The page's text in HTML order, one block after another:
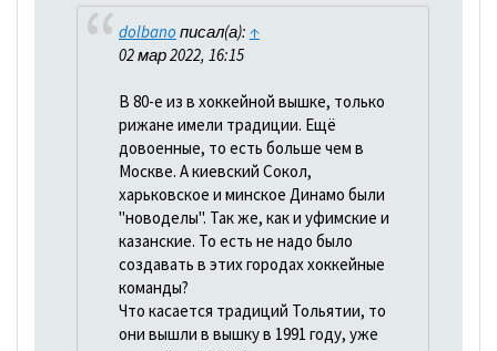
dolbano писал(а): ↑
02 мар 2022, 16:15
В 80-е из в хоккейной вышке, только
рижане имели традиции. Ещё
довоенные, то есть больше чем в
Москве. А киевский Сокол,
харьковское и минское Динамо были
"новоделы". Так же, как и уфимские и
казанские. То есть не надо было
создавать в этих городах хоккейные
команды?
Что касается традиций Тольятии, то
они вышли в вышку в 1991 году, уже